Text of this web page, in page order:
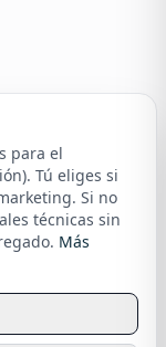
para el
Tú eliges si
Si no
técnicas sin
Más